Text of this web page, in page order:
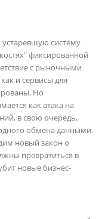
устаревшую систему
фиксированной
с рыночными
и сервисы для
Но
как атака на
в свою очередь,
обмена данными.
новый закон о
превратиться в
новые бизнес-